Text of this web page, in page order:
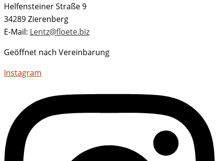
Helfensteiner Straße 9
34289 Zierenberg
E-Mail: Lentz@floete.biz
Geöffnet nach Vereinbarung
Instagram